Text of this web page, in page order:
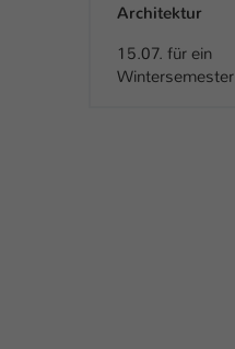
Architektur
15.07. für ein
Wintersemester